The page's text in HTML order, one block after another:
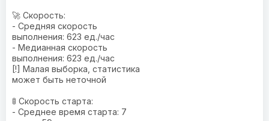
🚀 Скорость:
- Средняя скорость
выполнения: 623 ед./час
- Медианная скорость
выполнения: 623 ед./час
[!] Малая выборка, статистика
может быть неточной
🚦 Скорость старта:
- Среднее время старта: 7